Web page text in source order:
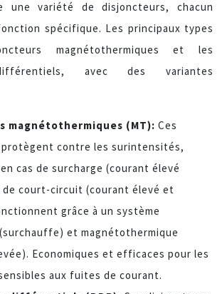
une variété de disjoncteurs, chacun
spécifique. Les principaux types
magnétothermiques et les
avec des variantes
magnétothermiques (MT): Ces
contre les surintensités,
cas de surcharge (courant élevé
de court-circuit (courant élevé et
grâce à un système
et magnétothermique
Economiques et efficaces pour les
aux fuites de courant.